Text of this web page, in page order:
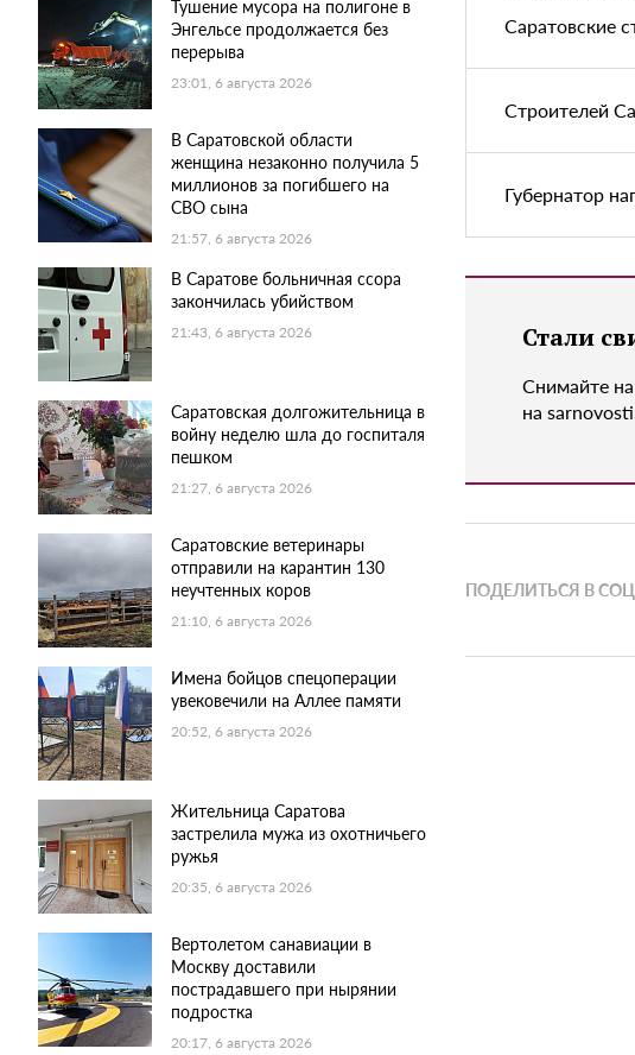
Тушение мусора на полигоне в
Энгельсе продолжается без
перерыва
23:01, 6 августа 2026
В Саратовской области
женщина незаконно получила 5
миллионов за погибшего на
СВО сына
21:57, 6 августа 2026
В Саратове больничная ссора
закончилась убийством
21:43, 6 августа 2026
Саратовская долгожительница в
войну неделю шла до госпиталя
пешком
21:27, 6 августа 2026
Саратовские ветеринары
отправили на карантин 130
неучтенных коров
21:10, 6 августа 2026
Имена бойцов спецоперации
увековечили на Аллее памяти
20:52, 6 августа 2026
Жительница Саратова
застрелила мужа из охотничьего
ружья
20:35, 6 августа 2026
Вертолетом санавиации в
Москву доставили
пострадавшего при нырянии
подростка
20:17, 6 августа 2026
Саратовские
Строителей
Губернатор
Стали
Снимайте
на
ПОДЕЛИТЬСЯ В